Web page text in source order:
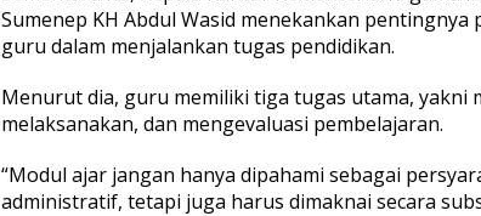
Sumenep KH Abdul Wasid menekankan pentingnya
guru dalam menjalankan tugas pendidikan.
Menurut dia, guru memiliki tiga tugas utama, yakni
melaksanakan, dan mengevaluasi pembelajaran.
“Modul ajar jangan hanya dipahami sebagai
administratif, tetapi juga harus dimaknai secara